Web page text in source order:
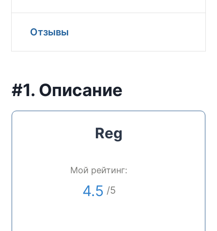
Отзывы
#1. Описание
Reg
Мой рейтинг:
4.5 /5